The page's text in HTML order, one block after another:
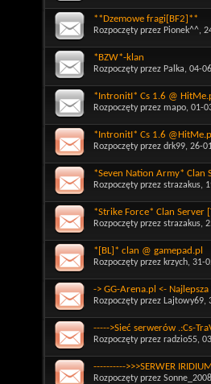
**Dzemowe fragi[BF2]**
Rozpoczęty przez Pionek^^,
*BZW*-klan
Rozpoczęty przez Palka, 04-
*IntronitI* Cs 1.6 @
Rozpoczęty przez mapo, 01-
*IntronitI* Cs 1.6 @HitMe.pl
Rozpoczęty przez drk99, 26-
*Seven Nation Army* Clan
Rozpoczęty przez strazakus,
*Strike Force* Clan Server
Rozpoczęty przez strazakus,
*[BL]* clan @ gamepad.pl
Rozpoczęty przez krzych, 31-
-> GG-Arena.pl <-
Rozpoczęty przez Lajtowy69,
----->Sieć serwerów .:Cs-
Rozpoczęty przez radzio55,
---------->>>SERWER
Rozpoczęty przez Sonne_2008